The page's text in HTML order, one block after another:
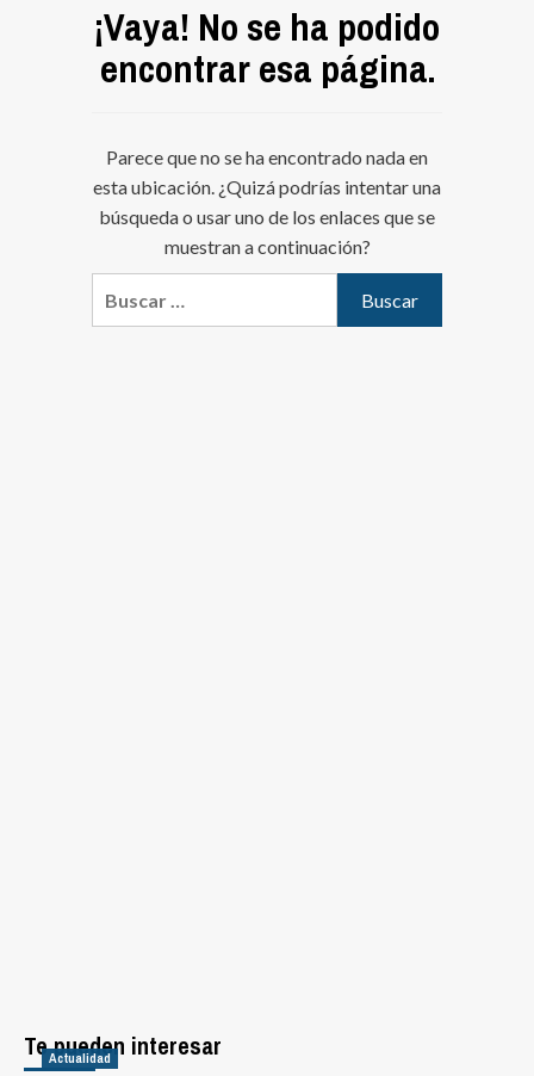
¡Vaya! No se ha podido
encontrar esa página.
Parece que no se ha encontrado nada en
esta ubicación. ¿Quizá podrías intentar una
búsqueda o usar uno de los enlaces que se
muestran a continuación?
Te pueden interesar
Actualidad